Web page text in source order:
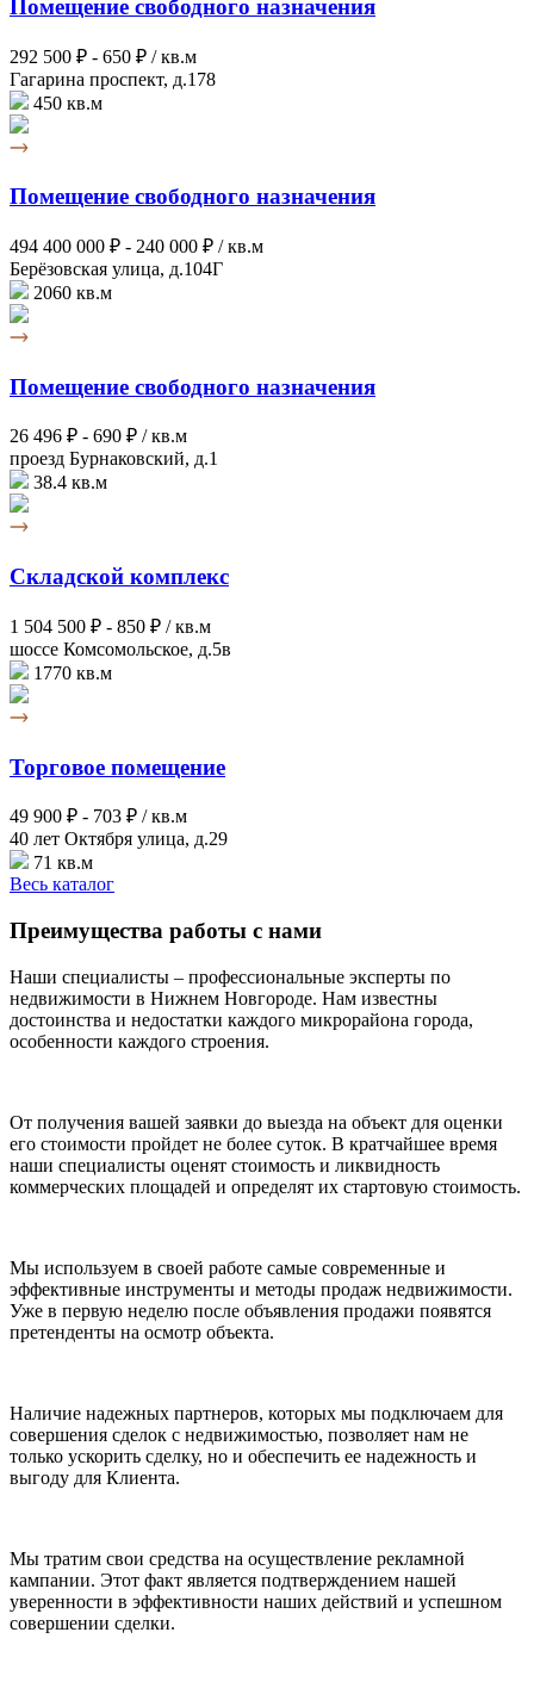
Помещение свободного назначения
292 500 ₽ - 650 ₽ / кв.м
Гагарина проспект, д.178
450 кв.м
Помещение свободного назначения
494 400 000 ₽ - 240 000 ₽ / кв.м
Берёзовская улица, д.104Г
2060 кв.м
Помещение свободного назначения
26 496 ₽ - 690 ₽ / кв.м
проезд Бурнаковский, д.1
38.4 кв.м
Складской комплекс
1 504 500 ₽ - 850 ₽ / кв.м
шоссе Комсомольское, д.5в
1770 кв.м
Торговое помещение
49 900 ₽ - 703 ₽ / кв.м
40 лет Октября улица, д.29
71 кв.м
Весь каталог
Преимущества работы с нами
Наши специалисты – профессиональные эксперты по
недвижимости в Нижнем Новгороде. Нам известны
достоинства и недостатки каждого микрорайона города,
особенности каждого строения.
От получения вашей заявки до выезда на объект для оценки
его стоимости пройдет не более суток. В кратчайшее время
наши специалисты оценят стоимость и ликвидность
коммерческих площадей и определят их стартовую стоимость.
Мы используем в своей работе самые современные и
эффективные инструменты и методы продаж недвижимости.
Уже в первую неделю после объявления продажи появятся
претенденты на осмотр объекта.
Наличие надежных партнеров, которых мы подключаем для
совершения сделок с недвижимостью, позволяет нам не
только ускорить сделку, но и обеспечить ее надежность и
выгоду для Клиента.
Мы тратим свои средства на осуществление рекламной
кампании. Этот факт является подтверждением нашей
уверенности в эффективности наших действий и успешном
совершении сделки.